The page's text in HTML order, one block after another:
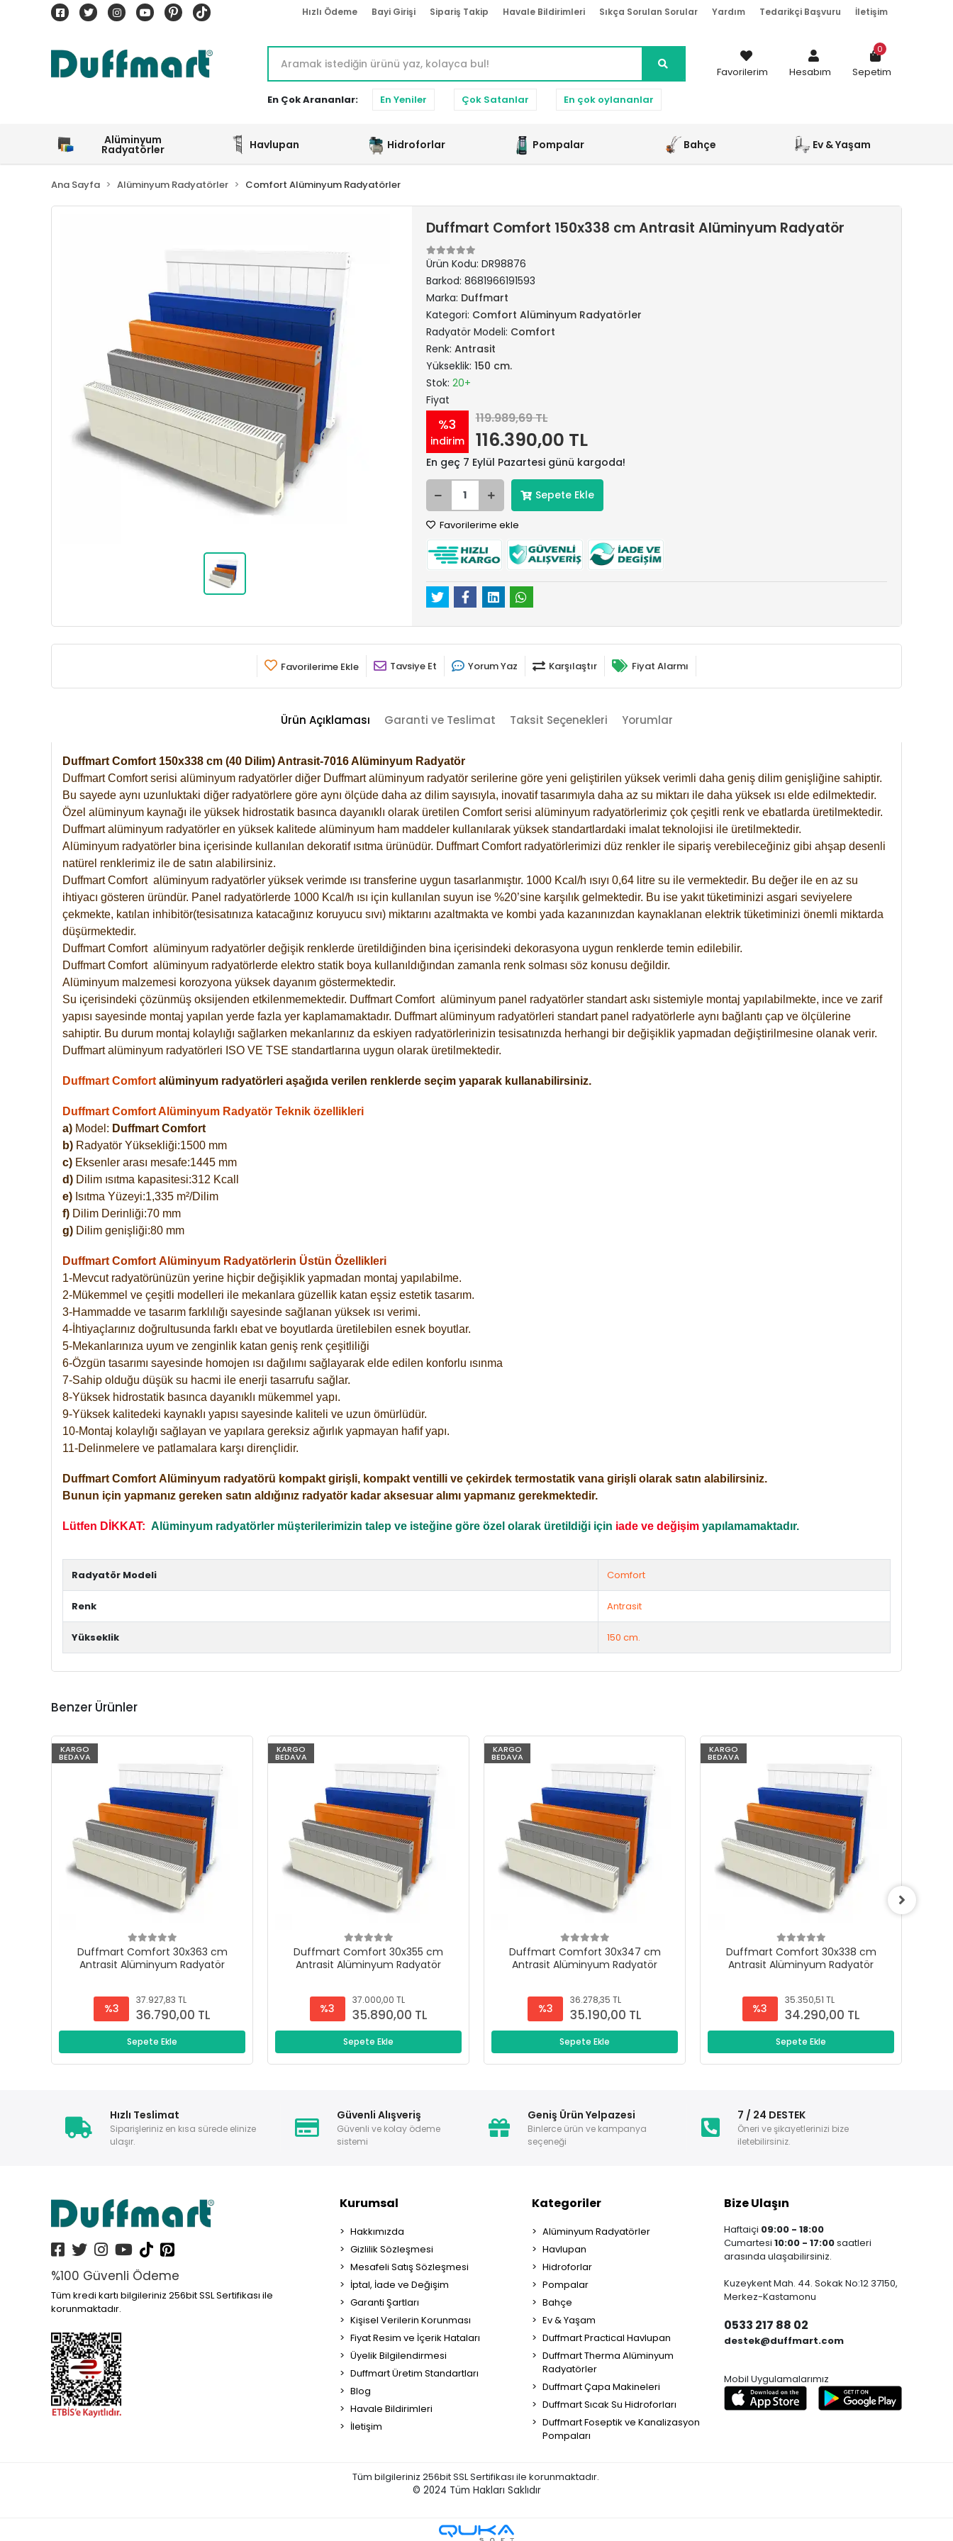
Hızlı Ödeme Bayi Girişi Sipariş Takip Havale Bildirimleri Sıkça Sorulan Sorular Yardım Tedarikçi Başvuru İletişim
En Çok Arananlar: En Yeniler Çok Satanlar En çok oylananlar
Favorilerim Hesabım Sepetim
0
Alüminyum
Radyatörler Havlupan Hidroforlar Pompalar Bahçe Ev & Yaşam
Ana Sayfa Alüminyum Radyatörler Comfort Alüminyum Radyatörler
Duffmart Comfort 150x338 cm Antrasit Alüminyum Radyatör
Ürün Kodu: DR98876
Barkod: 8681966191593
Marka: Duffmart
Kategori: Comfort Alüminyum Radyatörler
Radyatör Modeli: Comfort
Renk: Antrasit
Yükseklik: 150 cm.
Stok: 20+
Fiyat
%3
indirim
119.989,69 TL
116.390,00 TL
En geç 7 Eylül Pazartesi günü kargoda!
Sepete Ekle
Favorilerime ekle
Favorilerime Ekle Tavsiye Et Yorum Yaz Karşılaştır Fiyat Alarmı
Ürün Açıklaması Garanti ve Teslimat Taksit Seçenekleri Yorumlar
Duffmart Comfort 150x338 cm (40 Dilim) Antrasit-7016 Alüminyum Radyatör
Duffmart Comfort serisi alüminyum radyatörler diğer Duffmart alüminyum radyatör serilerine göre yeni geliştirilen yüksek verimli daha geniş dilim genişliğine sahiptir.
Bu sayede aynı uzunluktaki diğer radyatörlere göre aynı ölçüde daha az dilim sayısıyla, inovatif tasarımıyla daha az su miktarı ile daha yüksek ısı elde edilmektedir.
Özel alüminyum kaynağı ile yüksek hidrostatik basınca dayanıklı olarak üretilen Comfort serisi alüminyum radyatörlerimiz çok çeşitli renk ve ebatlarda üretilmektedir.
Duffmart alüminyum radyatörler en yüksek kalitede alüminyum ham maddeler kullanılarak yüksek standartlardaki imalat teknolojisi ile üretilmektedir.
Alüminyum radyatörler bina içerisinde kullanılan dekoratif ısıtma ürünüdür. Duffmart Comfort radyatörlerimizi düz renkler ile sipariş verebileceğiniz gibi ahşap desenli
natürel renklerimiz ile de satın alabilirsiniz.
Duffmart Comfort alüminyum radyatörler yüksek verimde ısı transferine uygun tasarlanmıştır. 1000 Kcal/h ısıyı 0,64 litre su ile vermektedir. Bu değer ile en az su
ihtiyacı gösteren üründür. Panel radyatörlerde 1000 Kcal/h ısı için kullanılan suyun ise %20’sine karşılık gelmektedir. Bu ise yakıt tüketiminizi asgari seviyelere
çekmekte, katılan inhibitör(tesisatınıza katacağınız koruyucu sıvı) miktarını azaltmakta ve kombi yada kazanınızdan kaynaklanan elektrik tüketiminizi önemli miktarda
düşürmektedir.
Duffmart Comfort alüminyum radyatörler değişik renklerde üretildiğinden bina içerisindeki dekorasyona uygun renklerde temin edilebilir.
DuffmartComfort alüminyum radyatörlerde elektro statik boya kullanıldığından zamanla renk solması söz konusu değildir.
Alüminyum malzemesi korozyona yüksek dayanım göstermektedir.
Su içerisindeki çözünmüş oksijenden etkilenmemektedir. DuffmartComfort alüminyum panel radyatörler standart askı sistemiyle montaj yapılabilmekte, ince ve zarif
yapısı sayesinde montaj yapılan yerde fazla yer kaplamamaktadır. Duffmart alüminyum radyatörleri standart panel radyatörlerle aynı bağlantı çap ve ölçülerine
sahiptir. Bu durum montaj kolaylığı sağlarken mekanlarınız da eskiyen radyatörlerinizin tesisatınızda herhangi bir değişiklik yapmadan değiştirilmesine olanak verir.
Duffmart alüminyum radyatörleri ISO VE TSE standartlarına uygun olarak üretilmektedir.
Duffmart Comfort alüminyum radyatörleri aşağıda verilen renklerde seçim yaparak kullanabilirsiniz.
Duffmart Comfort Alüminyum Radyatör Teknik özellikleri
a) Model: Duffmart Comfort
b) Radyatör Yüksekliği:1500 mm
c) Eksenler arası mesafe:1445 mm
d) Dilim ısıtma kapasitesi:312 Kcall
e) Isıtma Yüzeyi:1,335 m²/Dilim
f) Dilim Derinliği:70 mm
g) Dilim genişliği:80 mm
Duffmart Comfort Alüminyum Radyatörlerin Üstün Özellikleri
1-Mevcut radyatörünüzün yerine hiçbir değişiklik yapmadan montaj yapılabilme.
2-Mükemmel ve çeşitli modelleri ile mekanlara güzellik katan eşsiz estetik tasarım.
3-Hammadde ve tasarım farklılığı sayesinde sağlanan yüksek ısı verimi.
4-İhtiyaçlarınız doğrultusunda farklı ebat ve boyutlarda üretilebilen esnek boyutlar.
5-Mekanlarınıza uyum ve zenginlik katan geniş renk çeşitliliği
6-Özgün tasarımı sayesinde homojen ısı dağılımı sağlayarak elde edilen konforlu ısınma
7-Sahip olduğu düşük su hacmi ile enerji tasarrufu sağlar.
8-Yüksek hidrostatik basınca dayanıklı mükemmel yapı.
9-Yüksek kalitedeki kaynaklı yapısı sayesinde kaliteli ve uzun ömürlüdür.
10-Montaj kolaylığı sağlayan ve yapılara gereksiz ağırlık yapmayan hafif yapı.
11-Delinmelere ve patlamalara karşı dirençlidir.
Duffmart Comfort Alüminyum radyatörü kompakt girişli, kompakt ventilli ve çekirdek termostatik vana girişli olarak satın alabilirsiniz.
Bunun için yapmanız gereken satın aldığınız radyatör kadar aksesuar alımı yapmanız gerekmektedir.
Lütfen DİKKAT: Alüminyum radyatörler müşterilerimizin talep ve isteğine göre özel olarak üretildiği için iade ve değişim yapılamamaktadır.
Radyatör Modeli Comfort
Renk Antrasit
Yükseklik 150 cm.
Benzer Ürünler
KARGO
BEDAVA
Duffmart Comfort 30x363 cm
Antrasit Alüminyum Radyatör
%3
37.927,83 TL
36.790,00 TL
Sepete Ekle
KARGO
BEDAVA
Duffmart Comfort 30x355 cm
Antrasit Alüminyum Radyatör
%3
37.000,00 TL
35.890,00 TL
Sepete Ekle
KARGO
BEDAVA
Duffmart Comfort 30x347 cm
Antrasit Alüminyum Radyatör
%3
36.278,35 TL
35.190,00 TL
Sepete Ekle
KARGO
BEDAVA
Duffmart Comfort 30x338 cm
Antrasit Alüminyum Radyatör
%3
35.350,51 TL
34.290,00 TL
Sepete Ekle
Hızlı Teslimat
Siparişleriniz en kısa sürede elinize
ulaşır.
Güvenli Alışveriş
Güvenli ve kolay ödeme
sistemi
Geniş Ürün Yelpazesi
Binlerce ürün ve kampanya
seçeneği
7 / 24 DESTEK
Öneri ve şikayetlerinizi bize
iletebilirsiniz.
%100 Güvenli Ödeme
Tüm kredi kartı bilgileriniz 256bit SSL Sertifikası ile
korunmaktadır.
Kurumsal
Hakkımızda
Gizlilik Sözleşmesi
Mesafeli Satış Sözleşmesi
İptal, İade ve Değişim
Garanti Şartları
Kişisel Verilerin Korunması
Fiyat Resim ve İçerik Hataları
Üyelik Bilgilendirmesi
Duffmart Üretim Standartları
Blog
Havale Bildirimleri
İletişim
Kategoriler
Alüminyum Radyatörler
Havlupan
Hidroforlar
Pompalar
Bahçe
Ev & Yaşam
Duffmart Practical Havlupan
Duffmart Therma Alüminyum
Radyatörler
Duffmart Çapa Makineleri
Duffmart Sıcak Su Hidroforları
Duffmart Foseptik ve Kanalizasyon
Pompaları
Bize Ulaşın
Haftaiçi 09:00 - 18:00
Cumartesi 10:00 - 17:00saatleri
arasında ulaşabilirsiniz.
Kuzeykent Mah. 44. Sokak No:12 37150,
Merkez-Kastamonu
0533 217 88 02
destek@duffmart.com
Mobil Uygulamalarımız
Tüm bilgileriniz 256bit SSL Sertifikası ile korunmaktadır.
© 2024 Tüm Hakları Saklıdır